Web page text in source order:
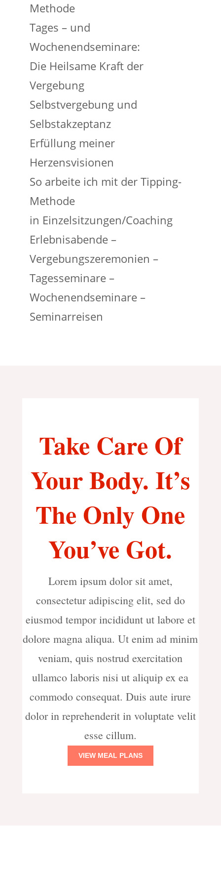
Methode
Tages – und
Wochenendseminare:
Die Heilsame Kraft der
Vergebung
Selbstvergebung und
Selbstakzeptanz
Erfüllung meiner
Herzensvisionen
So arbeite ich mit der Tipping-
Methode
in Einzelsitzungen/Coaching
Erlebnisabende –
Vergebungszeremonien –
Tagesseminare –
Wochenendseminare –
Seminarreisen
Take Care Of
Your Body. It’s
The Only One
You’ve Got.
Lorem ipsum dolor sit amet,
consectetur adipiscing elit, sed do
eiusmod tempor incididunt ut labore et
dolore magna aliqua. Ut enim ad minim
veniam, quis nostrud exercitation
ullamco laboris nisi ut aliquip ex ea
commodo consequat. Duis aute irure
dolor in reprehenderit in voluptate velit
esse cillum.
VIEW MEAL PLANS